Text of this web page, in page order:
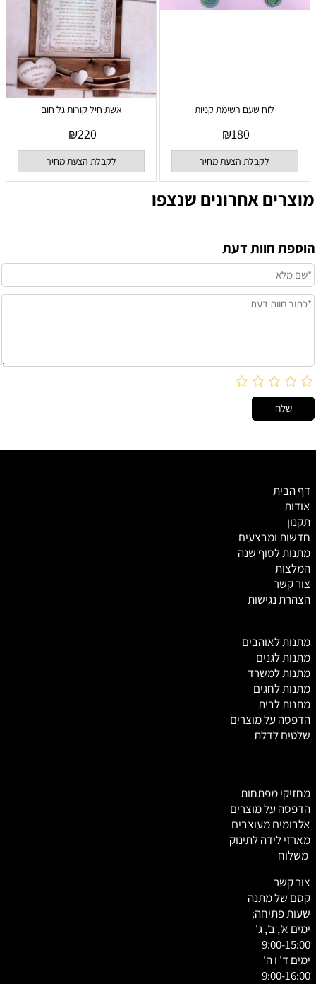
לוח שעם רשימת קניות
₪180
לקבלת הצעת מחיר
אשת חיל קורות גל חום
₪220
לקבלת הצעת מחיר
מוצרים אחרונים שנצפו
הוספת חוות דעת
דף הבית
אודות
תקנון
חדשות ומבצעים
מתנות לסוף שנה
המלצות
צור קשר
הצהרת נגישות
מתנות לאוהבים
מתנות לגנים
מתנות למשרד
מתנות לחגים
מתנות לבית
הדפסה על מוצרים
שלטים לדלת
מחזיקי מפתחות
הדפסה על מוצרים
אלבומים מעוצבים
מארזי לידה לתינוק
משלוח
צור קשר
קסם של מתנה
שעות פתיחה:
ימים א', ב', ג'
9:00-15:00
ימים ד' ו ה'
9:00-16:00